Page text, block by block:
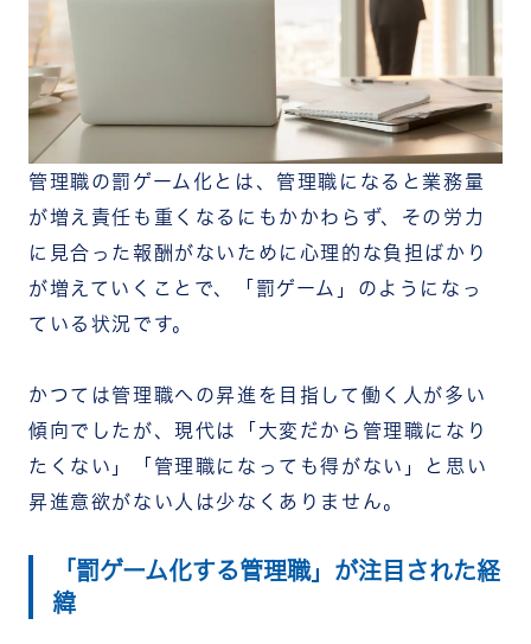
要因5｜職務範囲の曖昧さ
企業はどう変わるべきか？罰ゲーム化を止める5つ
フォロワーシップ強化｜部下の行動変容で負荷を
ワークシェアリング｜管理職の役割を複数人で分
担する
ネットワーク・アプローチ｜管理職の孤立を防ぐ
処遇・評価の再設計｜「割に合わない」構造を変
える
キャリア・アプローチ｜次世代リーダーの育成構
造を変える
現役管理職が今日からできる5つのサバイバル術
3. 上司・経営層との「期待値の擦り合わせ」を定
期的に行う
5. 自分のキャリアを「管理職の先」まで設計する
管理職のやりがいを育むチームワークアプリ
まとめ
管理職の罰ゲーム化とは、管理職になると業務量
が増え責任も重くなるにもかかわらず、その労力
に見合った報酬がないために心理的な負担ばかり
が増えていくことで、「罰ゲーム」のようになっ
ている状況です。
かつては管理職への昇進を目指して働く人が多い
傾向でしたが、現代は「大変だから管理職になり
たくない」「管理職になっても得がない」と思い
昇進意欲がない人は少なくありません。
「罰ゲーム化する管理職」が注目された経
緯